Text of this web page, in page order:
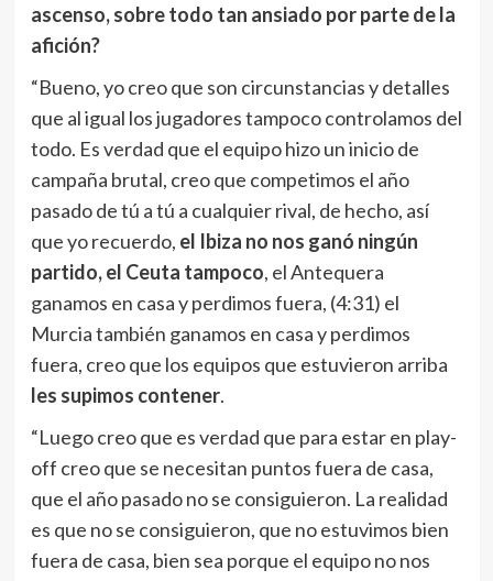
ascenso, sobre todo tan ansiado por parte de la
afición?
“Bueno, yo creo que son circunstancias y detalles
que al igual los jugadores tampoco controlamos del
todo. Es verdad que el equipo hizo un inicio de
campaña brutal, creo que competimos el año
pasado de tú a tú a cualquier rival, de hecho, así
que yo recuerdo, el Ibiza no nos ganó ningún
partido, el Ceuta tampoco, el Antequera
ganamos en casa y perdimos fuera, (4:31) el
Murcia también ganamos en casa y perdimos
fuera, creo que los equipos que estuvieron arriba
les supimos contener.
“Luego creo que es verdad que para estar en play-
off creo que se necesitan puntos fuera de casa,
que el año pasado no se consiguieron. La realidad
es que no se consiguieron, que no estuvimos bien
fuera de casa, bien sea porque el equipo no nos